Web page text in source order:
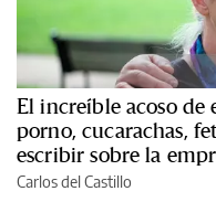
El increíble acoso de
porno, cucarachas,
escribir sobre la
Carlos del Castillo